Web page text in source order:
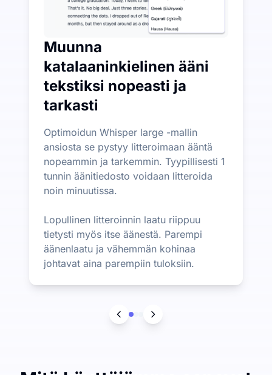
Muunna
katalaaninkielinen ääni
tekstiksi nopeasti ja
tarkasti
Optimoidun Whisper large -mallin
ansiosta se pystyy litteroimaan ääntä
nopeammin ja tarkemmin. Tyypillisesti 1
tunnin äänitiedosto voidaan litteroida
noin minuutissa.
Lopullinen litteroinnin laatu riippuu
tietysti myös itse äänestä. Parempi
äänenlaatu ja vähemmän kohinaa
johtavat aina parempiin tuloksiin.